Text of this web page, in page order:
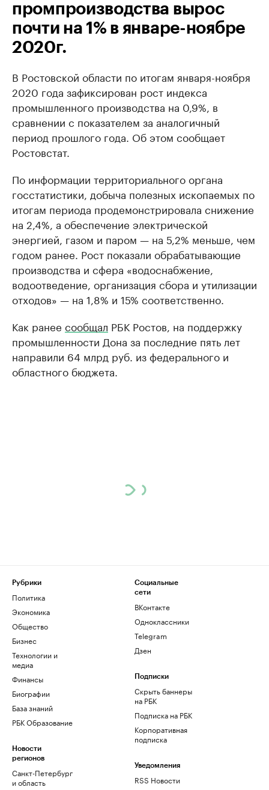
промпроизводства вырос
почти на 1% в январе-ноябре
2020г.
В Ростовской области по итогам января-ноября
2020 года зафиксирован рост индекса
промышленного производства на 0,9%, в
сравнении с показателем за аналогичный
период прошлого года. Об этом сообщает
Ростовстат.
По информации территориального органа
госстатистики, добыча полезных ископаемых по
итогам периода продемонстрировала снижение
на 2,4%, а обеспечение электрической
энергией, газом и паром — на 5,2% меньше, чем
годом ранее. Рост показали обрабатывающие
производства и сфера «водоснабжение,
водоотведение, организация сбора и утилизации
отходов» — на 1,8% и 15% соответственно.
Как ранее сообщал РБК Ростов, на поддержку
промышленности Дона за последние пять лет
направили 64 млрд руб. из федерального и
областного бюджета.
Рубрики
Политика
Экономика
Общество
Бизнес
Технологии и
медиа
Финансы
Биографии
База знаний
РБК Образование
Новости
регионов
Санкт-Петербург
и область
Социальные
сети
ВКонтакте
Одноклассники
Telegram
Дзен
Подписки
Скрыть баннеры
на РБК
Подписка на РБК
Корпоративная
подписка
Уведомления
RSS Новости